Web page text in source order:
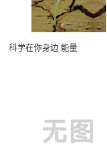
科学在你身边 能量